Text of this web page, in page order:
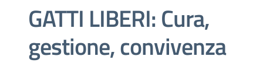
GATTI LIBERI: Cura,
gestione, convivenza